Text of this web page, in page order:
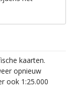
kaarten.
opnieuw
ook 1:25.000